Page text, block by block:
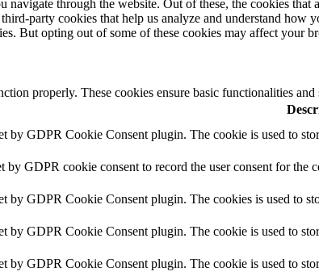
through the website. Out of these, the cookies that
party cookies that help us analyze and understand
But opting out of some of these cookies may affect your
properly. These cookies ensure basic functionalities
by GDPR Cookie Consent plugin. The cookie is used to
by GDPR cookie consent to record the user consent for the
by GDPR Cookie Consent plugin. The cookies is used to
by GDPR Cookie Consent plugin. The cookie is used to
by GDPR Cookie Consent plugin. The cookie is used to